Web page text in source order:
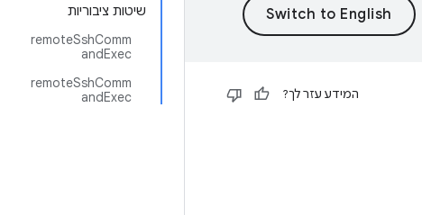
שיטות ציבוריות
remoteSshComm
andExec
remoteSshComm
andExec
המידע עזר לך?